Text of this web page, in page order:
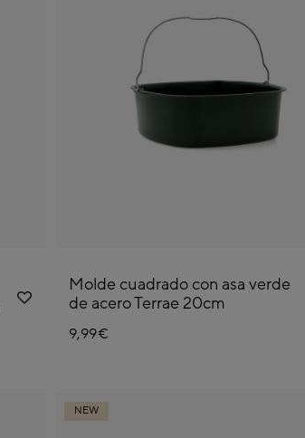
Molde cuadrado con asa verde
de acero Terrae 20cm
9,99€
NEW